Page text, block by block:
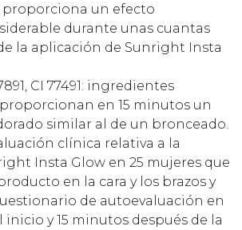
proporciona un efecto
durante unas cuantas
la aplicación de Sunright Insta
CI 77491: ingredientes
en 15 minutos un
similar al de un bronceado.
clínica relativa a la
Insta Glow en 25 mujeres que
en la cara y los brazos y
de autoevaluación en
y 15 minutos después de la